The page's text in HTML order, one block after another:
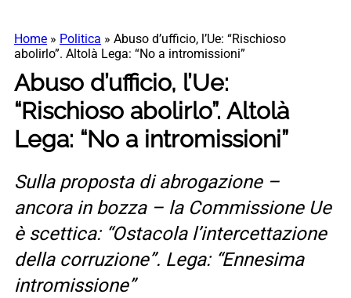
Home » Politica » Abuso d’ufficio, l’Ue: “Rischioso
abolirlo”. Altolà Lega: “No a intromissioni”
Abuso d’ufficio, l’Ue:
“Rischioso abolirlo”. Altolà
Lega: “No a intromissioni”
Sulla proposta di abrogazione –
ancora in bozza – la Commissione Ue
è scettica: “Ostacola l’intercettazione
della corruzione”. Lega: “Ennesima
intromissione”